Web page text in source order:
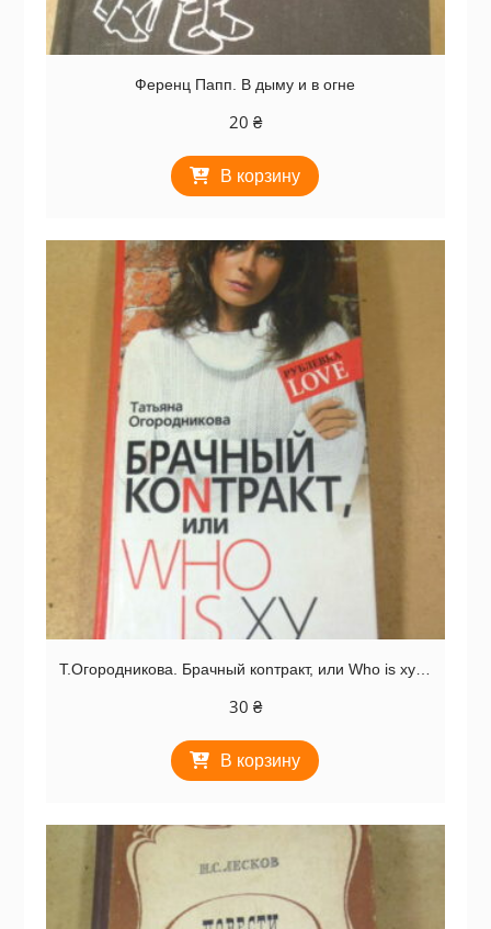
Ференц Папп. В дыму и в огне
20 ₴
В корзину
Т.Огородникова. Брачный коnтракт, или Who is xy…
30 ₴
В корзину